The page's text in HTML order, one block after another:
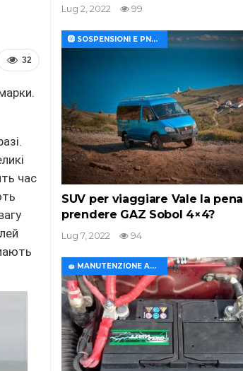
32
час
Lug 2, 2022 99
🛞 SOSPENSIONI E PNEUMATICI
SUV per viaggiare Vale la pena
prendere GAZ Sobol 4×4?
Lug 7, 2022 94
🧽 MANUTENZIONE AUTO